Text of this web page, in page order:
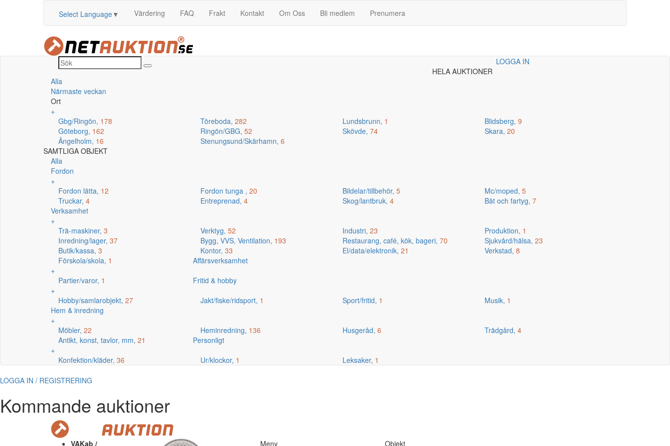
Select Language▼ Värdering FAQ Frakt Kontakt Om Oss Bli medlem Prenumera
LOGGA IN
HELA AUKTIONER
Alla
Närmaste veckan
Ort
+
Gbg/Ringön, 178 Töreboda, 282 Lundsbrunn, 1 Blidsberg, 9
Göteborg, 162 Ringön/GBG, 52 Skövde, 74 Skara, 20
Ängelholm, 16 Stenungsund/Skärhamn, 6
SAMTLIGA OBJEKT
Alla
Fordon
+
Fordon lätta, 12 Fordon tunga , 20 Bildelar/tillbehör, 5 Mc/moped, 5
Truckar, 4 Entreprenad, 4 Skog/lantbruk, 4 Båt och fartyg, 7
Verksamhet
+
Trä-maskiner, 3 Verktyg, 52 Industri, 23 Produktion, 1
Inredning/lager, 37 Bygg, VVS, Ventilation, 193 Restaurang, café, kök, bageri, 70 Sjukvård/hälsa, 23
Butik/kassa, 3 Kontor, 33 El/data/elektronik, 21 Verkstad, 8
Förskola/skola, 1
Affärsverksamhet
+
Partier/varor, 1
Fritid & hobby
+
Hobby/samlarobjekt, 27 Jakt/fiske/ridsport, 1 Sport/fritid, 1 Musik, 1
Hem & inredning
+
Möbler, 22 Heminredning, 136 Husgeråd, 6 Trädgård, 4
Antikt, konst, tavlor, mm, 21
Personligt
+
Konfektion/kläder, 36 Ur/klockor, 1 Leksaker, 1
LOGGA IN / REGISTRERING
Kommande auktioner
VAKab / Meny Objekt